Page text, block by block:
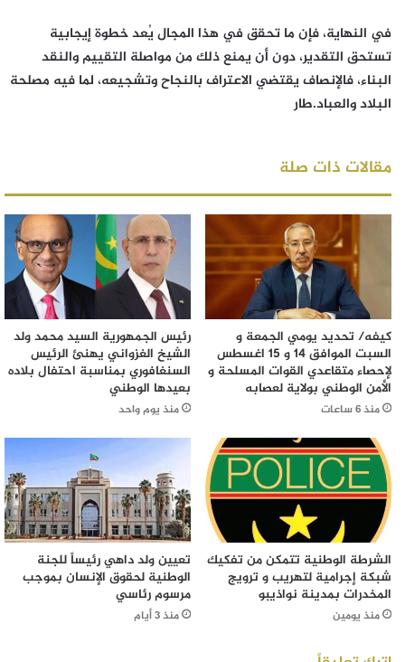
في النهاية، فإن ما تحقق في هذا المجال يُعد خطوة إيجابية
تستحق التقدير، دون أن يمنع ذلك من مواصلة التقييم والنقد
البناء، فالإنصاف يقتضي الاعتراف بالنجاح وتشجيعه، لما فيه مصلحة
البلاد والعباد.طار
مقالات ذات صلة
كيفه/ تحديد يومي الجمعة و
السبت الموافق 14 و 15 اغسطس
لإحصاء متقاعدي القوات المسلحة و
الأمن الوطني بولاية لعصابه
منذ 6 ساعات
رئيس الجمهورية السيد محمد ولد
الشيخ الغزواني يهنئ الرئيس
السنغافوري بمناسبة احتفال بلاده
بعيدها الوطني
منذ يوم واحد
الشرطة الوطنية تتمكن من تفكيك
شبكة إجرامية لتهريب و ترويج
المخدرات بمدينة نواذيبو
منذ يومين
تعيين ولد داهي رئيساً للجنة
الوطنية لحقوق الإنسان بموجب
مرسوم رئاسي
منذ 3 أيام